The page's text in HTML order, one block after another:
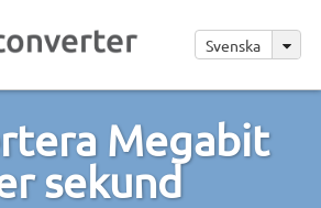
Svenska
Megabit
sekund